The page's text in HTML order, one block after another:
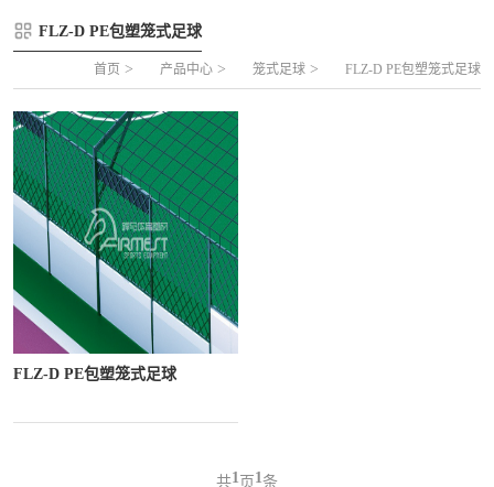
FLZ-B 夹芯板笼式足球
FLZ-C 半格栅笼式足球
FLZ-D PE包塑笼式足球
方管组合式围网
片装组合式围网
FLZ-D PE包塑笼式足球
首页 > 产品中心 > 笼式足球 > FLZ-D PE包塑笼式足球
FLZ-D PE包塑笼式足球
共1 页1条